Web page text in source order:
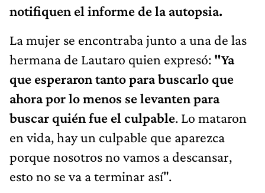
notifiquen el informe de la autopsia.
La mujer se encontraba junto a una de las
hermana de Lautaro quien expresó: "Ya
que esperaron tanto para buscarlo que
ahora por lo menos se levanten para
buscar quién fue el culpable. Lo mataron
en vida, hay un culpable que aparezca
porque nosotros no vamos a descansar,
esto no se va a terminar así".